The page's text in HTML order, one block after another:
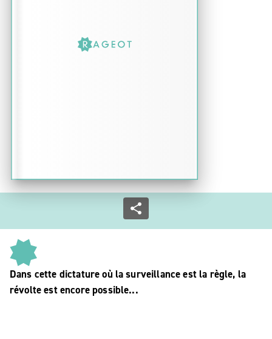
Dans cette dictature où la surveillance est la règle, la
révolte est encore possible...